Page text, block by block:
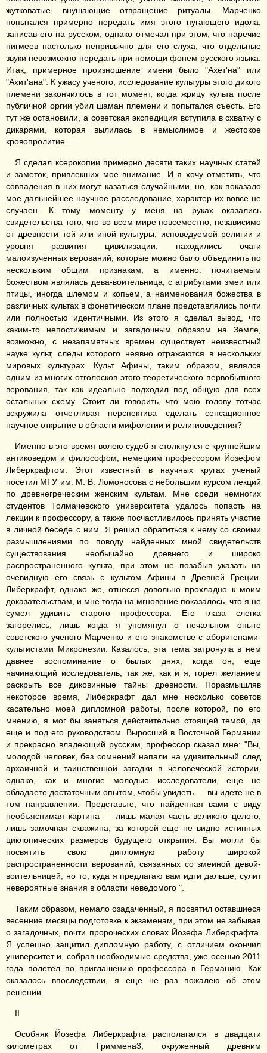
жутковатые, внушающие отвращение ритуалы. Марченко
попытался примерно передать имя этого пугающего идола,
записав его на русском, однако отмечал при этом, что наречие
пигмеев настолько непривычно для его слуха, что отдельные
звуки невозможно передать при помощи фонем русского языка.
Итак, примерное произношение имени было "Ахет'на" или
"Ахит'ана". К ужасу ученого, исследование культуры этого дикого
племени закончилось в тот момент, когда жрицу культа после
публичной оргии убил шаман племени и попытался съесть. Его
тут же остановили, а советская экспедиция вступила в схватку с
дикарями, которая вылилась в немыслимое и жестокое
кровопролитие.
Я сделал ксерокопии примерно десяти таких научных статей
и заметок, привлекших мое внимание. И я хочу отметить, что
совпадения в них могут казаться случайными, но, как показало
мое дальнейшее научное расследование, характер их вовсе не
случаен. К тому моменту у меня на руках оказались
свидетельства того, что во всем мире повсеместно, независимо
от древности той или иной культуры, исповедуемой религии и
уровня развития цивилизации, находились очаги
малоизученных верований, которые можно было объединить по
нескольким общим признакам, а именно: почитаемым
божеством являлась дева-воительница, с атрибутами змеи или
птицы, иногда шлемом и копьем, а наименования божества в
различных культах в фонетическом плане представлялись почти
или полностью идентичными. Из этого я сделал вывод, что
каким-то непостижимым и загадочным образом на Земле,
возможно, с незапамятных времен существует неизвестный
науке культ, следы которого неявно отражаются в нескольких
мировых культурах. Культ Афины, таким образом, являлся
одним из многих отголосков этого теоретического первобытного
верования, так как идеально подходил под общую для всех
остальных схему. Стоит ли говорить, что мою голову тотчас
вскружила отчетливая перспектива сделать сенсационное
научное открытие в области мифологии и религиоведения?
Именно в это время волею судеб я столкнулся с крупнейшим
антиковедом и философом, немецким профессором Йозефом
Либеркрафтом. Этот известный в научных кругах ученый
посетил МГУ им. М. В. Ломоносова с небольшим курсом лекций
по древнегреческим женским культам. Мне среди немногих
студентов Толмачевского университета удалось попасть на
лекции к профессору, а также посчастливилось принять участие
в личной беседе с ним. Я решил обратиться к нему со своими
размышлениями по поводу найденных мной свидетельств
существования необычайно древнего и широко
распространенного культа, при этом не позабыв указать на
очевидную его связь с культом Афины в Древней Греции.
Либеркрафт, однако же, отнесся довольно прохладно к моим
доказательствам, и мне тогда на мгновение показалось, что я не
сумел удивить старого профессора. Его глаза слегка
загорелись, лишь когда я упомянул о печальном опыте
советского ученого Марченко и его знакомстве с аборигенами-
культистами Микронезии. Казалось, эта тема затронула в нем
давнее воспоминание о былых днях, когда он, еще
начинающий исследователь, так же, как и я, горел желанием
раскрыть все диковинные тайны древности. Поразмышляв
некоторое время, Либеркрафт дал мне несколько советов
касательно моей дипломной работы, после которой, по его
мнению, я мог бы заняться действительно стоящей темой, да
еще и под его руководством. Выросший в Восточной Германии
и прекрасно владеющий русским, профессор сказал мне: "Вы,
молодой человек, без сомнений напали на удивительный след
архаичной и таинственной загадки в человеческой истории,
однако, как и многие молодые исследователи, еще не
обладаете достаточным опытом, чтобы увидеть — вы идете не в
том направлении. Представьте, что найденная вами с виду
необъяснимая картина — лишь малая часть великого целого,
лишь замочная скважина, за которой еще не видно истинных
циклопических размеров будущего открытия. Вы могли бы
посвятить свою дипломную работу широкой
распространенности верований, связанных со змеиной девой-
воительницей, но то, куда я предлагаю вам идти дальше, сулит
невероятные знания в области неведомого ".
Таким образом, немало озадаченный, я посвятил оставшиеся
весенние месяцы подготовке к экзаменам, при этом не забывая
о загадочных, почти пророческих словах Йозефа Либеркрафта.
Я успешно защитил дипломную работу, с отличием окончил
университет и, собрав необходимые средства, уже осенью 2011
года полетел по приглашению профессора в Германию. Как
оказалось впоследствии, я еще не раз пожалею об этом
решении.
II
Особняк Йозефа Либеркрафта располагался в двадцати
километрах от Гриммена3, окруженный древним